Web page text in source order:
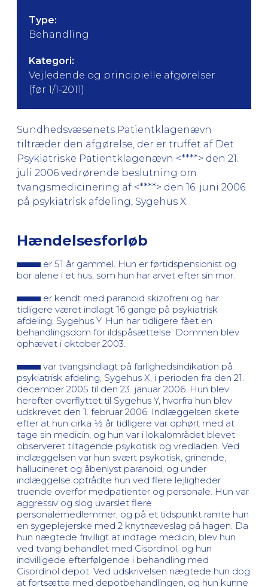
Type:
Behandling
Kategori:
Vejledende og principielle afgørelser
(før 1/1-2011)
Sundhedsvæsenets Patientklagenævn
tiltræder den afgørelse, der er truffet af Det
Psykiatriske Patientklagenævn <****> den 21.
juli 2006 vedrørende beslutning om
tvangsmedicinering af <****> den 16. juni 2006
på psykiatrisk afdeling, Sygehus X.
Hændelsesforløb
er 51 år gammel. Hun er førtidspensionist og
bor alene i et hus, som hun har arvet efter sin mor.
er kendt med paranoid skizofreni og har
tidligere været indlagt 16 gange på psykiatrisk
afdeling, Sygehus Y. Hun har tidligere fået en
behandlingsdom for ildspåsættelse. Dommen blev
ophævet i oktober 2003.
var tvangsindlagt på farlighedsindikation på
psykiatrisk afdeling, Sygehus X, i perioden fra den 21.
december 2005 til den 23. januar 2006. Hun blev
herefter overflyttet til Sygehus Y, hvorfra hun blev
udskrevet den 1. februar 2006. Indlæggelsen skete
efter at hun cirka ½ år tidligere var ophørt med at
tage sin medicin, og hun var i lokalområdet blevet
observeret tiltagende psykotisk og vredladen. Ved
indlæggelsen var hun svært psykotisk, grinende,
hallucineret og åbenlyst paranoid, og under
indlæggelse optrådte hun ved flere lejligheder
truende overfor medpatienter og personale. Hun var
aggressiv og slog uvarslet flere
personalemedlemmer, og på et tidspunkt ramte hun
en sygeplejerske med 2 knytnæveslag på hagen. Da
hun nægtede frivilligt at indtage medicin, blev hun
ved tvang behandlet med Cisordinol, og hun
indvilligede efterfølgende i behandling med
Cisordinol depot. Ved udskrivelsen nægtede hun dog
at fortsætte med depotbehandlingen, og hun kunne